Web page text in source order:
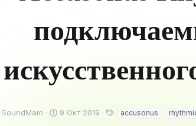
А
SoundMain
Д
9 Окт 2019 accusonus